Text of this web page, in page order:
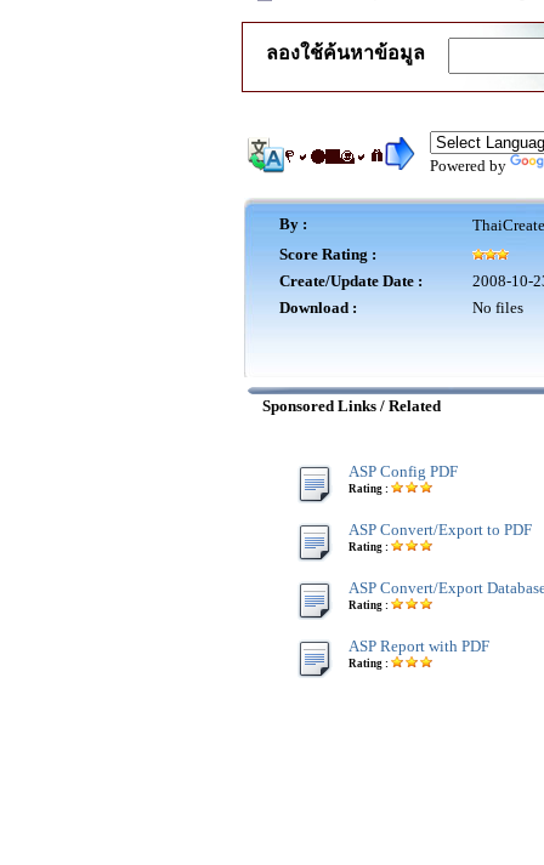
ลองใช้ค้นหาข้อมูล
Powered by
By :
Score Rating :
Create/Update Date :
2008-10-
Download :
No files
Sponsored Links / Related
ASP Config PDF
Rating :
ASP Convert/Export to PDF
Rating :
ASP Convert/Export
Rating :
ASP Report with PDF
Rating :